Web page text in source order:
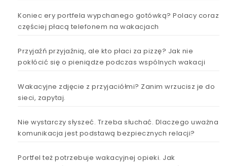
Koniec ery portfela wypchanego gotówką? Polacy coraz
częściej płacą telefonem na wakacjach
Przyjaźń przyjaźnią, ale kto płaci za pizzę? Jak nie
pokłócić się o pieniądze podczas wspólnych wakacji
Wakacyjne zdjęcie z przyjaciółmi? Zanim wrzucisz je do
sieci, zapytaj.
Nie wystarczy słyszeć. Trzeba słuchać. Dlaczego uważna
komunikacja jest podstawą bezpiecznych relacji?
Portfel też potrzebuje wakacyjnej opieki. Jak